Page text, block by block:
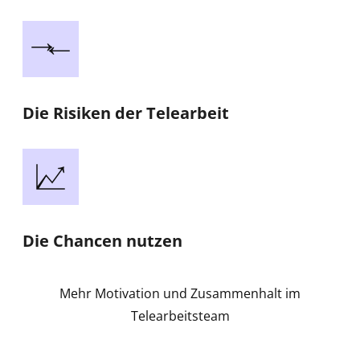
Die Risiken der Telearbeit
Die Chancen nutzen
Mehr Motivation und Zusammenhalt im
Telearbeitsteam